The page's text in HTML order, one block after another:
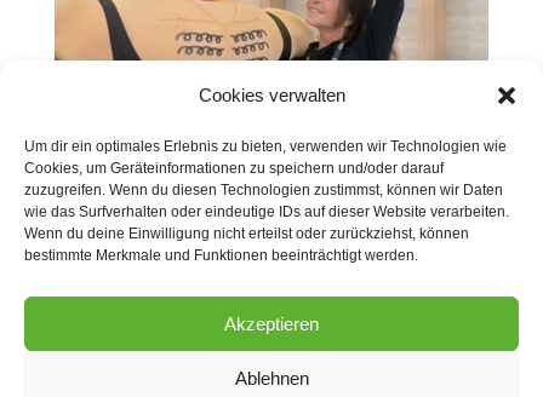
Cookies verwalten
Um dir ein optimales Erlebnis zu bieten, verwenden wir Technologien wie
Cookies, um Geräteinformationen zu speichern und/oder darauf
zuzugreifen. Wenn du diesen Technologien zustimmst, können wir Daten
wie das Surfverhalten oder eindeutige IDs auf dieser Website verarbeiten.
Wenn du deine Einwilligung nicht erteilst oder zurückziehst, können
bestimmte Merkmale und Funktionen beeinträchtigt werden.
Akzeptieren
Ablehnen